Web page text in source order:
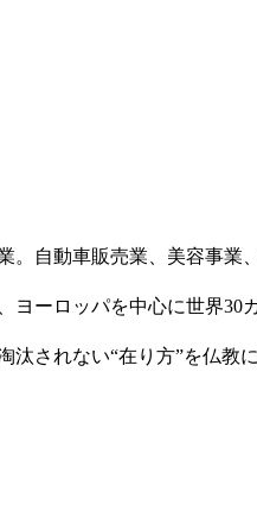
。自動車販売業、美容事業
ヨーロッパを中心に世界30
されない“在り方”を仏教に